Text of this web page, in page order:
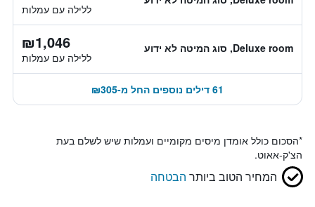
ללילה עם עמלות
Deluxe room, סוג המיטה לא ידוע ₪1,046
ללילה עם עמלות
61 דילים נוספים החל מ-₪305
*הסכום כולל אומדן מיסים מקומיים ועמלות שיש לשלם בעת
הצ'ק-אאוט.
המחיר הטוב ביותר הבטחה